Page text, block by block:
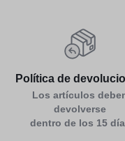
Política de
Los artículos
devolverse
dentro de los 15